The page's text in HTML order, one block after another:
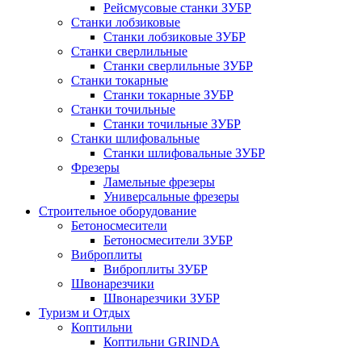
Рейсмусовые станки ЗУБР
Станки лобзиковые
Станки лобзиковые ЗУБР
Станки сверлильные
Станки сверлильные ЗУБР
Станки токарные
Станки токарные ЗУБР
Станки точильные
Станки точильные ЗУБР
Станки шлифовальные
Станки шлифовальные ЗУБР
Фрезеры
Ламельные фрезеры
Универсальные фрезеры
Строительное оборудование
Бетоносмесители
Бетоносмесители ЗУБР
Виброплиты
Виброплиты ЗУБР
Швонарезчики
Швонарезчики ЗУБР
Туризм и Отдых
Коптильни
Коптильни GRINDA